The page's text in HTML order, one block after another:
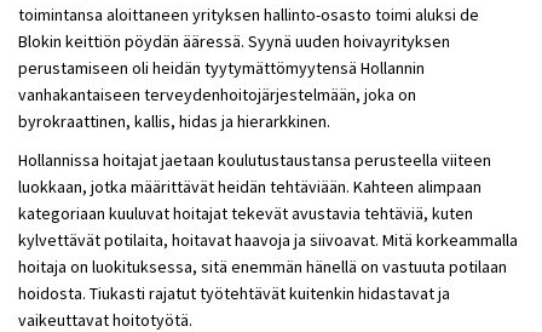
toimintansa aloittaneen yrityksen hallinto-osasto toimi aluksi de
Blokin keittiön pöydän ääressä. Syynä uuden hoivayrityksen
perustamiseen oli heidän tyytymättömyytensä Hollannin
vanhakantaiseen terveydenhoitojärjestelmään, joka on
byrokraattinen, kallis, hidas ja hierarkkinen.
Hollannissa hoitajat jaetaan koulutustaustansa perusteella viiteen
luokkaan, jotka määrittävät heidän tehtäviään. Kahteen alimpaan
kategoriaan kuuluvat hoitajat tekevät avustavia tehtäviä, kuten
kylvettävät potilaita, hoitavat haavoja ja siivoavat. Mitä korkeammalla
hoitaja on luokituksessa, sitä enemmän hänellä on vastuuta potilaan
hoidosta. Tiukasti rajatut työtehtävät kuitenkin hidastavat ja
vaikeuttavat hoitotyötä.